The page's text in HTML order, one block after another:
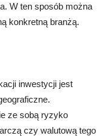
W ten sposób można
konkretną branżą.
inwestycji jest
ze sobą ryzyko
czy walutową tego